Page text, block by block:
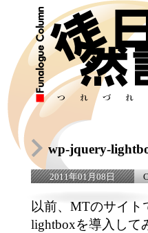
wp-jquery-
2011年01月08日
以前、MTのサイト
lightboxを導入して